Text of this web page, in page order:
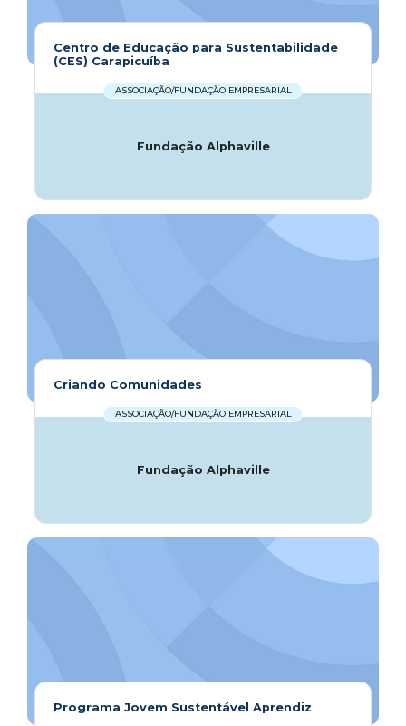
Centro de Educação para Sustentabilidade
(CES) Carapicuíba
ASSOCIAÇÃO/FUNDAÇÃO EMPRESARIAL
Fundação Alphaville
Criando Comunidades
ASSOCIAÇÃO/FUNDAÇÃO EMPRESARIAL
Fundação Alphaville
Programa Jovem Sustentável Aprendiz